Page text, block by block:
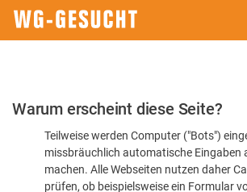
Bitte
dass
Warum erscheint diese Seite?
Teilweise werden Computer ("Bots")
missbräuchlich automatische Eingaben
machen. Alle Webseiten nutzen daher
prüfen, ob beispielsweise ein Formular